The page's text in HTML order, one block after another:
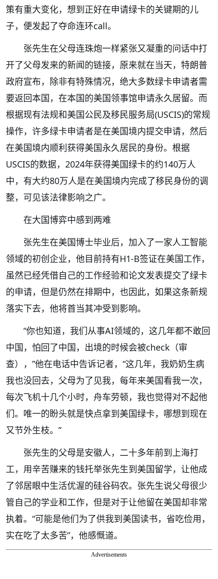
策有重大变化，想到正好在申请绿卡的关键期的儿
子，便发起了夺命连环call。
张先生在父母连珠炮一样紧张又凝重的问话中打
开了父母发来的新闻的链接，原来就在当天，特朗普
政府宣布，除非有特殊情况，绝大多数绿卡申请者需
要返回本国，在本国的美国领事馆申请永久居留。而
根据现有法规和美国公民及移民服务局(USCIS)的常规
操作，许多绿卡申请者是在美国境内提交申请，然后
在美国境内顺利获得美国永久居民的身份。根据
USCIS的数据，2024年获得美国绿卡的约140万人
中，有大约80万人是在美国境内完成了移民身份的调
整，可见该法律影响之广。
在大国博弈中感到两难
张先生在美国博士毕业后，加入了一家人工智能
领域的初创企业，他目前持有H1-B签证在美国工作，
虽然已经凭借自己的工作经验和论文发表提交了绿卡
的申请，但是仍然在排期中，也因此，如果这条新规
落实下去，他将首当其冲受到影响。
“你也知道，我们从事AI领域的，这几年都不敢回
中国，怕回了中国，出境的时候会被check（审
查），”他在电话中告诉记者，“这几年，我奶奶生病
我也没回去，父母为了见我，每年来美国看我一次，
每次飞机十几个小时，舟车劳顿，我也觉得对不起他
们。唯一的盼头就是快点拿到美国绿卡，哪想到现在
又节外生枝。”
张先生的父母是安徽人，二十多年前到上海打
工，用辛苦赚来的钱托举张先生到美国留学，让他成
了邻居眼中生活优渥的硅谷码农。张先生说父母很少
管自己的学业和工作，但是对于让他留在美国却非常
执着。“可能是他们为了供我到美国读书，省吃俭用，
实在吃了太多苦”，他感慨道。
Advertisements